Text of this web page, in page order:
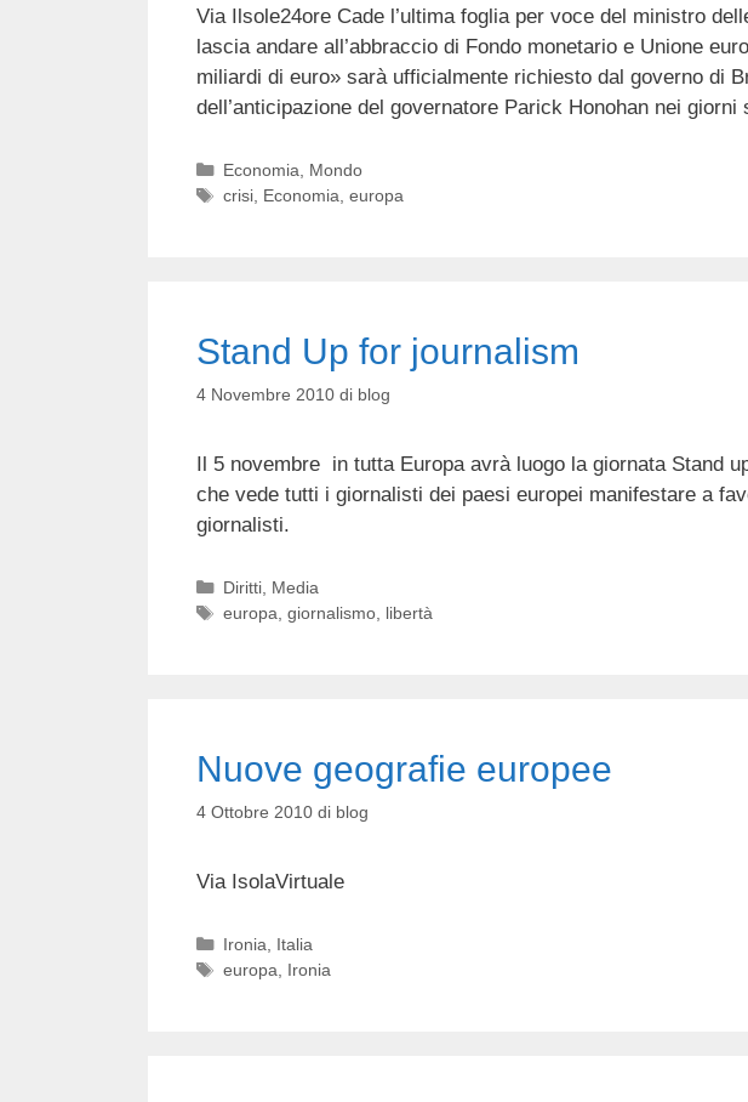
Via Ilsole24ore Cade l’ultima foglia per voce del ministro
lascia andare all’abbraccio di Fondo monetario e Unione
miliardi di euro» sarà ufficialmente richiesto dal governo di
dell’anticipazione del governatore Parick Honohan nei
Categorie
Economia
Mondo
Tag
crisi, Economia europa
Stand Up for journalism
4 Novembre 2010 di blog
Il 5 novembre in tutta Europa avrà luogo la giornata Stand
che vede tutti i giornalisti dei paesi europei manifestare a
giornalisti.
Categorie
Diritti, Media
Tag
europa, giornalismo, libertà
Nuove geografie europee
4 Ottobre 2010 di blog
Via IsolaVirtuale
Categorie
Ironia, Italia
Tag
europa, Ironia